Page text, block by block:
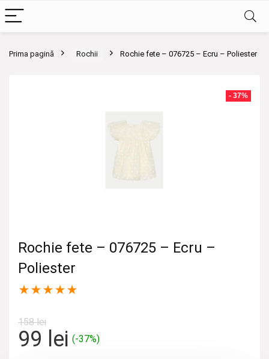
Prima pagină Rochii Rochie fete – 076725 – Ecru – Poliester
- 37%
Rochie fete – 076725 – Ecru –
Poliester
★★★★★
158lei
Prețul
99 leiPrețul
(-37%)